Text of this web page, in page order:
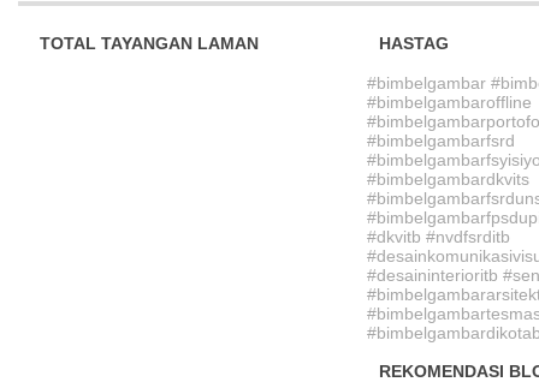
TOTAL TAYANGAN LAMAN HASTAG
#bimbelgambar
#bimbelgambaroffline
#bimbelgambarfsrd
#bimbelgambardkvits
#dkvitb #nvdfsrditb
#desaininterioritb
REKOMENDASI